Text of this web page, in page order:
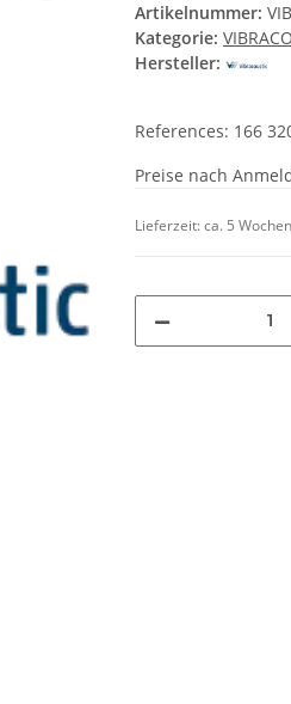
Artikelnummer:
Kategorie:
Hersteller:
References: 166
Preise nach
Lieferzeit:ca. 5 Wochen